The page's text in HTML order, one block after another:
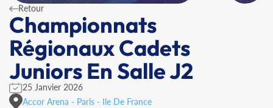
Retour
Championnats
Régionaux Cadets
Juniors En Salle J2
25 Janvier 2026
Accor Arena - Paris - Ile De France